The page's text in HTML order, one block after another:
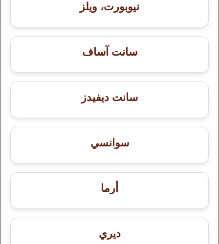
نيوبورت، ويلز
سانت آساف
سانت ديفيدز
سوانسي
أرما
ديري